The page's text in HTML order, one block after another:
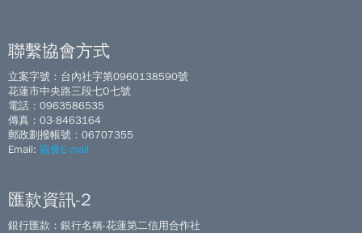
聯繫協會方式
立案字號：台內社字第0960138590號
花蓮市中央路三段七O七號
電話：0963586535
傳真：03-8463164
郵政劃撥帳號：06707355
Email: 協會E-mail
匯款資訊-2
銀行匯款：銀行名稱-花蓮第二信用合作社